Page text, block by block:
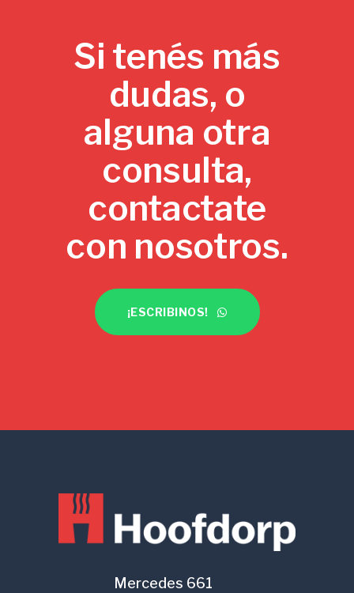
Si tenés más
dudas, o
alguna otra
consulta,
contactate
con nosotros.
¡ESCRIBINOS!
Mercedes 661